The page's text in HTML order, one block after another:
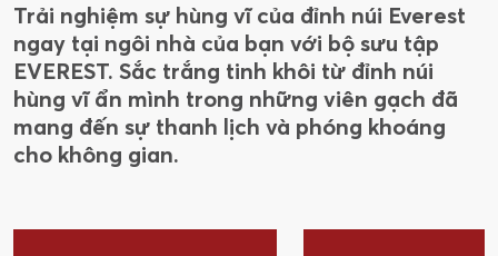
Trải nghiệm sự hùng vĩ của đỉnh núi Everest
ngay tại ngôi nhà của bạn với bộ sưu tập
EVEREST. Sắc trắng tinh khôi từ đỉnh núi
hùng vĩ ẩn mình trong những viên gạch đã
mang đến sự thanh lịch và phóng khoáng
cho không gian.